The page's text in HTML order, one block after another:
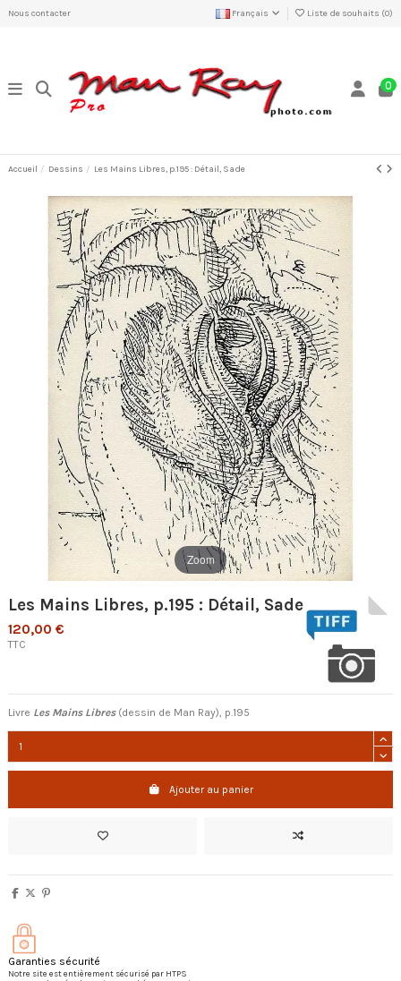
Nous contacter Français Liste de souhaits (0)
0
Accueil Dessins Les Mains Libres, p.195 : Détail, Sade
Zoom
Les Mains Libres, p.195 : Détail, Sade
120,00 €
TTC
Livre Les Mains Libres(dessin de Man Ray), p.195
Ajouter au panier
Garanties sécurité
Notre site est entièrement sécurisé par HTPS